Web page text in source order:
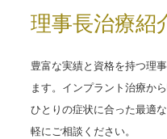
理事長治療紹
豊富な実績と資格を持つ理
ます。インプラント治療か
ひとりの症状に合った最適
軽にご相談ください。